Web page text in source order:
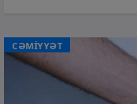
CƏMİYYƏT